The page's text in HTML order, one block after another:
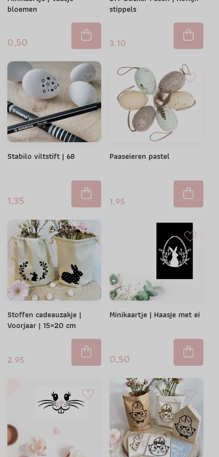
bloemen
0,50
stippels
3.10
Stabilo viltstift | 68
1,35
Paaseieren pastel
1.95
Stoffen cadeauzakje |
Voorjaar | 15×20 cm
2.95
Minikaartje | Haasje met ei
0,50